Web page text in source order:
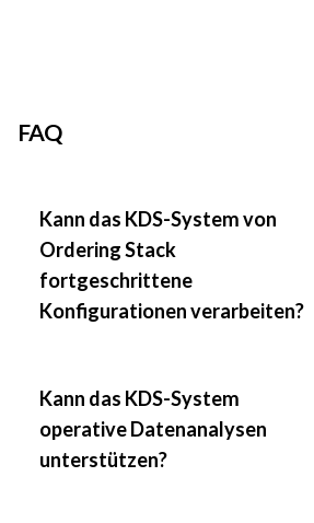
FAQ
Kann das KDS-System von
Ordering Stack
fortgeschrittene
Konfigurationen verarbeiten?
Ja, die KDS-Systeme von Ordering
Küchenabläufe unterschiedlicher
verarbeiten, einschließlich
die einer Produktionslinie ähneln. In
Kann das KDS-System
operative Datenanalysen
unterstützen?